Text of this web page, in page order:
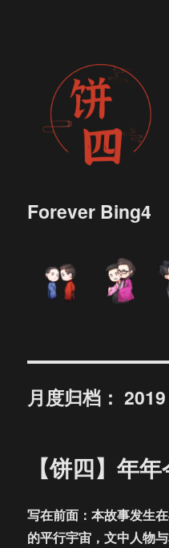
Forever Bing4
月度归档：
【饼四】年
写在前面：本故事发生
的平行宇宙，文中人物